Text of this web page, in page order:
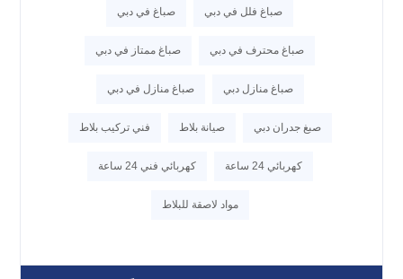
صباغ فلل في دبي صباغ في دبي
صباغ محترف في دبي صباغ ممتاز في دبي
صباغ منازل دبي صباغ منازل في دبي
صبغ جدران دبي صيانة بلاط فني تركيب بلاط
كهربائي 24 ساعة كهربائي فني 24 ساعة
مواد لاصقة للبلاط